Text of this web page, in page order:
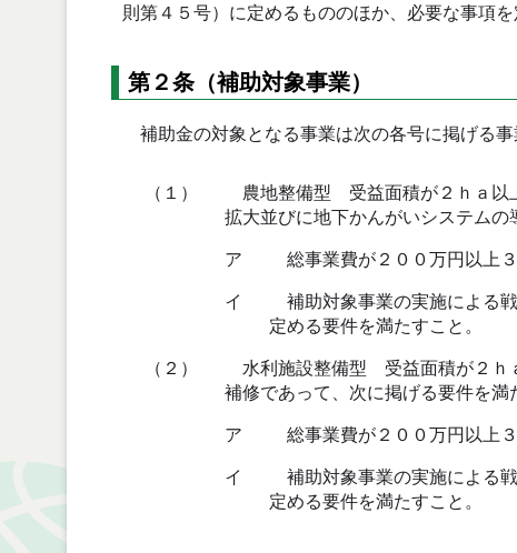
則第４５号）に定めるもののほか、必要な事項を
第２条（補助対象事業）
補助金の対象となる事業は次の各号に掲げる事
（１）
農地整備型 受益面積が２ｈａ以
拡大並びに地下かんがいシステム
ア 総事業費が２００万円以上
イ
補助対象事業の実施による
定める要件を満たすこと。
（２）
水利施設整備型 受益面積が２ｈ
補修であって、次に掲げる要件を満
ア 総事業費が２００万円以上
イ
補助対象事業の実施による
定める要件を満たすこと。